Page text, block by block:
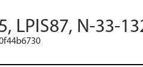
LPIS87, N-33-